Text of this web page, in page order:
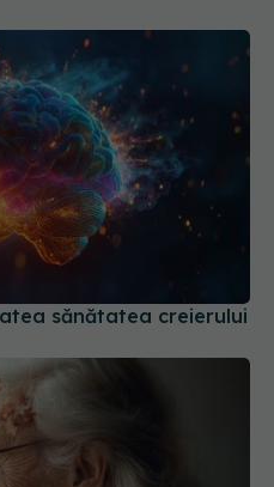
sănătatea creierului